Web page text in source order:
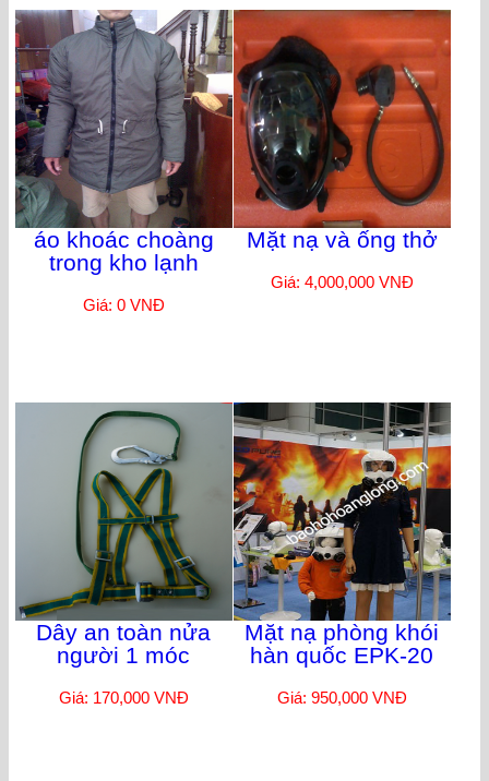
áo khoác choàng
trong kho lạnh
Giá: 0 VNĐ
Mặt nạ và ống thở
Giá: 4,000,000 VNĐ
Dây an toàn nửa
người 1 móc
Giá: 170,000 VNĐ
Mặt nạ phòng khói
hàn quốc EPK-20
Giá: 950,000 VNĐ